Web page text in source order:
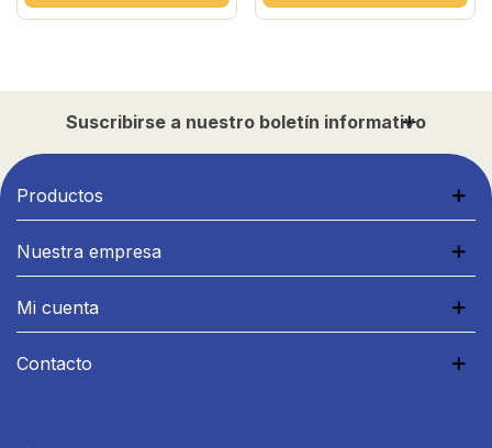
Suscribirse a nuestro boletín informativo
Productos
Nuestra empresa
Mi cuenta
Contacto